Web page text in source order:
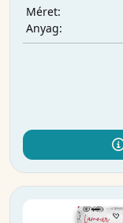
Méret:
Anyag: